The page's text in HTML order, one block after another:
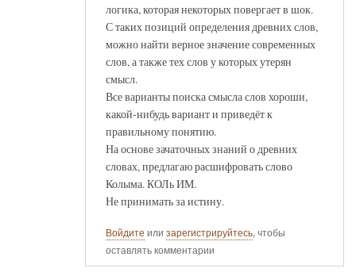
логика, которая некоторых повергает в шок.
С таких позиций определения древних слов,
можно найти верное значение современных
слов, а также тех слов у которых утерян
смысл.
Все варианты поиска смысла слов хороши,
какой-нибудь вариант и приведёт к
правильному понятию.
На основе зачаточных знаний о древних
словах, предлагаю расшифровать слово
Колыма. КОЛь ИМ.
Не принимать за истину.
Войдите или зарегистрируйтесь, чтобы
оставлять комментарии